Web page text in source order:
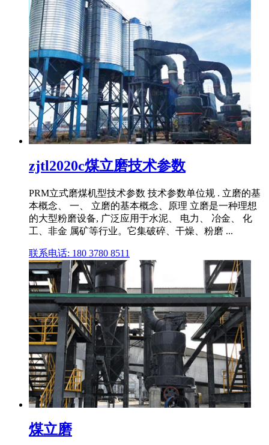
zjtl2020c煤立磨技术参数
PRM立式磨煤机型技术参数 技术参数单位规 . 立磨的基
本概念、 一、 立磨的基本概念、原理 立磨是一种理想
的大型粉磨设备, 广泛应用于水泥、 电力、 冶金、 化
工、非金 属矿等行业。它集破碎、干燥、粉磨 ...
联系电话: 180 3780 8511
煤立磨